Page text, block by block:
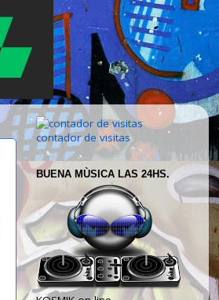
contador de visitas
BUENA MÙSICA LAS 24HS.